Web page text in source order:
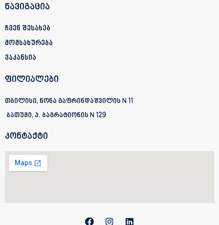
ნავიგაცია
ჩვენ შესახებ
მომსახურება
ვაკანსია
ფილიალები
თბილისი, ნონა გაფრინდაშვილის N 11
ბათუმი, პ. ბაგრატიონის N 129
კონტაქტი